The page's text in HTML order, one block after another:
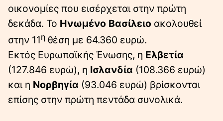
οικονομίες που εισέρχεται στην πρώτη
δεκάδα. Το Ηνωμένο Βασίλειο ακολουθεί
στην 11η θέση με 64.360 ευρώ.
Εκτός Ευρωπαϊκής Ένωσης, η Ελβετία
(127.846 ευρώ), η Ισλανδία (108.366 ευρώ)
και η Νορβηγία (93.046 ευρώ) βρίσκονται
επίσης στην πρώτη πεντάδα συνολικά.